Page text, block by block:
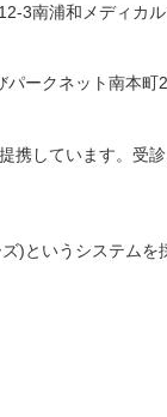
3南浦和メディカ
ークネット南本
携しています。受
)というシステムを